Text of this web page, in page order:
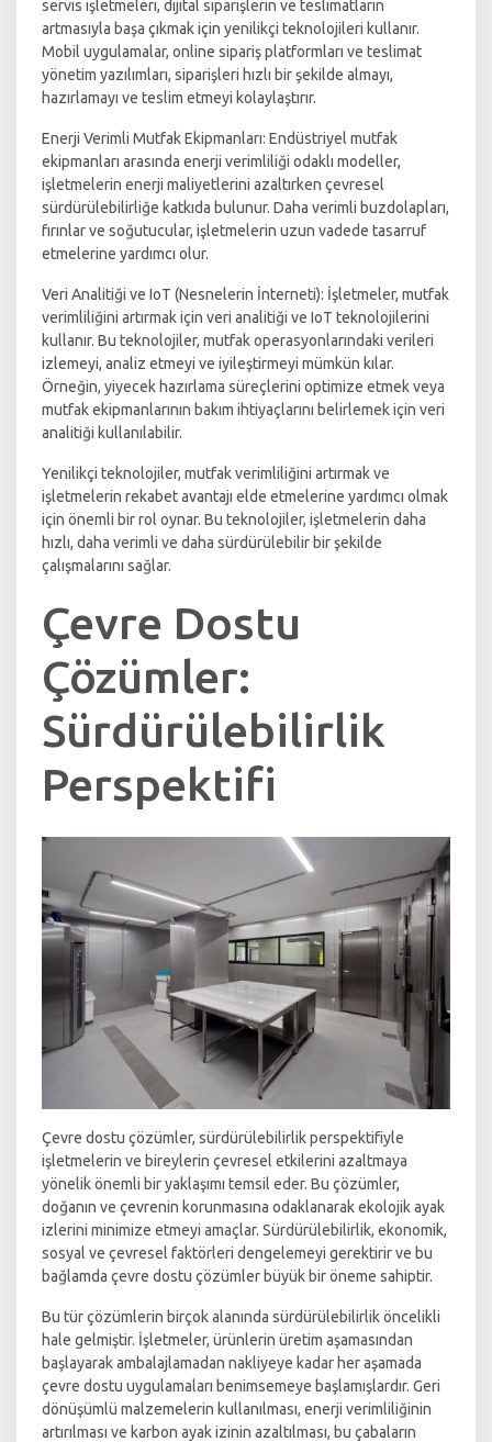
servis işletmeleri, dijital siparişlerin ve teslimatların
artmasıyla başa çıkmak için yenilikçi teknolojileri kullanır.
Mobil uygulamalar, online sipariş platformları ve teslimat
yönetim yazılımları, siparişleri hızlı bir şekilde almayı,
hazırlamayı ve teslim etmeyi kolaylaştırır.
Enerji Verimli Mutfak Ekipmanları: Endüstriyel mutfak
ekipmanları arasında enerji verimliliği odaklı modeller,
işletmelerin enerji maliyetlerini azaltırken çevresel
sürdürülebilirliğe katkıda bulunur. Daha verimli buzdolapları,
fırınlar ve soğutucular, işletmelerin uzun vadede tasarruf
etmelerine yardımcı olur.
Veri Analitiği ve IoT (Nesnelerin İnterneti): İşletmeler, mutfak
verimliliğini artırmak için veri analitiği ve IoT teknolojilerini
kullanır. Bu teknolojiler, mutfak operasyonlarındaki verileri
izlemeyi, analiz etmeyi ve iyileştirmeyi mümkün kılar.
Örneğin, yiyecek hazırlama süreçlerini optimize etmek veya
mutfak ekipmanlarının bakım ihtiyaçlarını belirlemek için veri
analitiği kullanılabilir.
Yenilikçi teknolojiler, mutfak verimliliğini artırmak ve
işletmelerin rekabet avantajı elde etmelerine yardımcı olmak
için önemli bir rol oynar. Bu teknolojiler, işletmelerin daha
hızlı, daha verimli ve daha sürdürülebilir bir şekilde
çalışmalarını sağlar.
Çevre Dostu
Çözümler:
Sürdürülebilirlik
Perspektifi
Çevre dostu çözümler, sürdürülebilirlik perspektifiyle
işletmelerin ve bireylerin çevresel etkilerini azaltmaya
yönelik önemli bir yaklaşımı temsil eder. Bu çözümler,
doğanın ve çevrenin korunmasına odaklanarak ekolojik ayak
izlerini minimize etmeyi amaçlar. Sürdürülebilirlik, ekonomik,
sosyal ve çevresel faktörleri dengelemeyi gerektirir ve bu
bağlamda çevre dostu çözümler büyük bir öneme sahiptir.
Bu tür çözümlerin birçok alanında sürdürülebilirlik öncelikli
hale gelmiştir. İşletmeler, ürünlerin üretim aşamasından
başlayarak ambalajlamadan nakliyeye kadar her aşamada
çevre dostu uygulamaları benimsemeye başlamışlardır. Geri
dönüşümlü malzemelerin kullanılması, enerji verimliliğinin
artırılması ve karbon ayak izinin azaltılması, bu çabaların